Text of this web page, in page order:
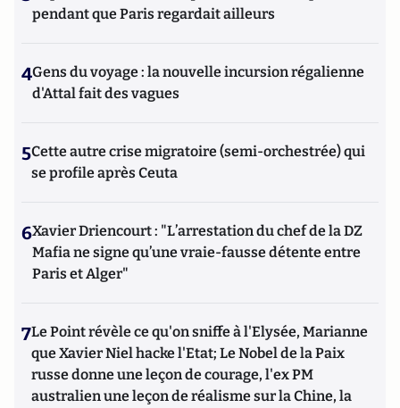
pendant que Paris regardait ailleurs
4Gens du voyage : la nouvelle incursion régalienne
d'Attal fait des vagues
5Cette autre crise migratoire (semi-orchestrée) qui
se profile après Ceuta
6Xavier Driencourt : "L’arrestation du chef de la DZ
Mafia ne signe qu’une vraie-fausse détente entre
Paris et Alger"
7Le Point révèle ce qu'on sniffe à l'Elysée, Marianne
que Xavier Niel hacke l'Etat; Le Nobel de la Paix
russe donne une leçon de courage, l'ex PM
australien une leçon de réalisme sur la Chine, la